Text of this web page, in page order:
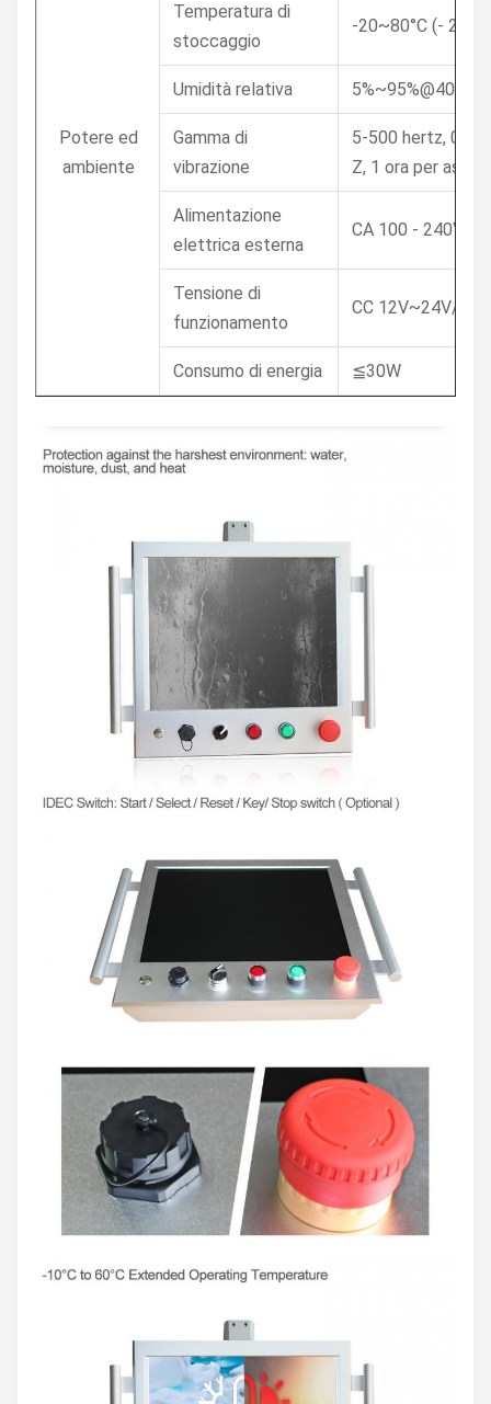
Potere ed
ambiente
Temperatura di
stoccaggio
-20~80°C (-
Umidità relativa 5%~95%@40°C,
Gamma di
vibrazione
5-500 hertz,
Z, 1 ora per asse
Alimentazione
elettrica esterna
CA 100 -
Tensione di
funzionamento
CC 12V~24V/
Consumo di energia ≦30W